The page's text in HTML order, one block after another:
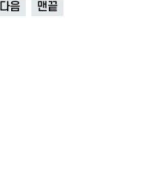
다음 맨끝